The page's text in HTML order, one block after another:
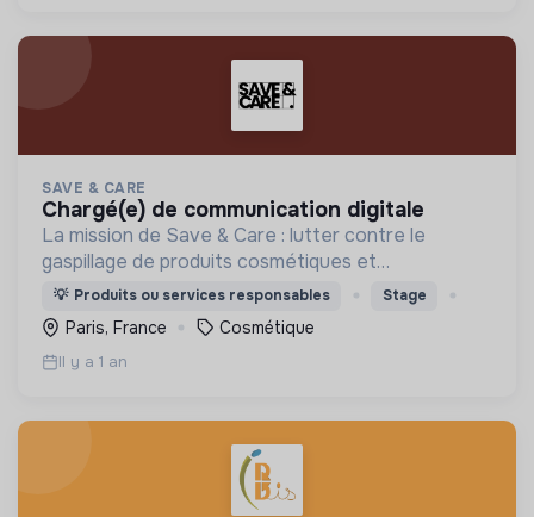
SAVE & CARE
chargé(e) de communication digitale
La mission de Save & Care : lutter contre le
gaspillage de produits cosmétiques et
démocratiser l'accès aux soins de qualité 🌱
💡 Produits ou services responsables Stage
Paris, France Cosmétique
Il y a 1 an